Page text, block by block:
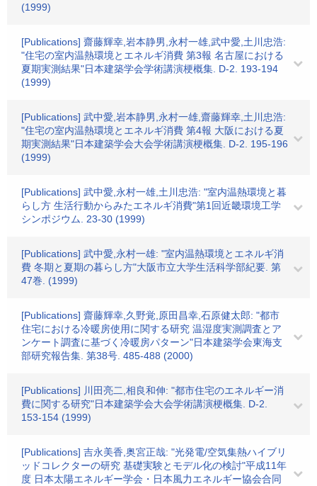
(1999)
[Publications] 齋藤輝幸,岩本静男,永村一雄,武中愛,土川忠浩:
"住宅の室内温熱環境とエネルギ消費 第3報 名古屋における
夏期実測結果"日本建築学会学術講演梗概集. D-2. 193-194
(1999)
[Publications] 武中愛,岩本静男,永村一雄,齋藤輝幸,土川忠浩:
"住宅の室内温熱環境とエネルギ消費 第4報 大阪における夏
期実測結果"日本建築学会大会学術講演梗概集. D-2. 195-196
(1999)
[Publications] 武中愛,永村一雄,土川忠浩: "室内温熱環境と暮
らし方 生活行動からみたエネルギ消費"第1回近畿環境工学
シンポジウム. 23-30 (1999)
[Publications] 武中愛,永村一雄: "室内温熱環境とエネルギ消
費 冬期と夏期の暮らし方"大阪市立大学生活科学部紀要. 第
47巻. (1999)
[Publications] 齋藤輝幸,久野覚,原田昌幸,石原健太郎: "都市
住宅における冷暖房使用に関する研究 温湿度実測調査とア
ンケート調査に基づく冷暖房パターン"日本建築学会東海支
部研究報告集. 第38号. 485-488 (2000)
[Publications] 川田亮二,相良和伸: "都市住宅のエネルギー消
費に関する研究"日本建築学会大会学術講演梗概集. D-2.
153-154 (1999)
[Publications] 吉永美香,奥宮正哉: "光発電/空気集熱ハイブリ
ッドコレクターの研究 基礎実験とモデル化の検討"平成11年
度 日本太陽エネルギー学会・日本風力エネルギー協会合同